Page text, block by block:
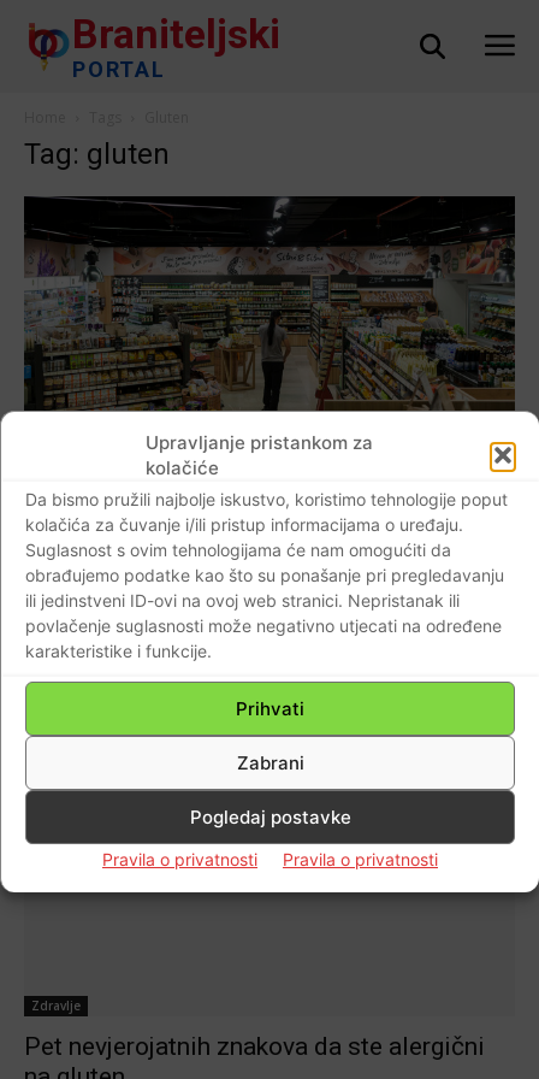
Upravljanje pristankom za
kolačiće
Da bismo pružili najbolje iskustvo, koristimo tehnologije poput
kolačića za čuvanje i/ili pristup informacijama o uređaju.
Suglasnost s ovim tehnologijama će nam omogućiti da
obrađujemo podatke kao što su ponašanje pri pregledavanju
ili jedinstveni ID-ovi na ovoj web stranici. Nepristanak ili
povlačenje suglasnosti može negativno utjecati na određene
karakteristike i funkcije.
Prihvati
Zabrani
Pogledaj postavke
Pravila o privatnosti Pravila o privatnosti
Braniteljski
PORTAL
Tag: gluten
Važna obavijest skupini potrošača: Nemojte
konzumirati ovaj proizvod, predstavlja
ozbiljan rizik
Braniteljski portal - 23.04.2021
Zdravlje
Pet nevjerojatnih znakova da ste alergični